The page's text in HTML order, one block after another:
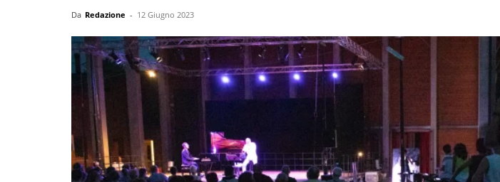
Da Redazione - 12 Giugno 2023